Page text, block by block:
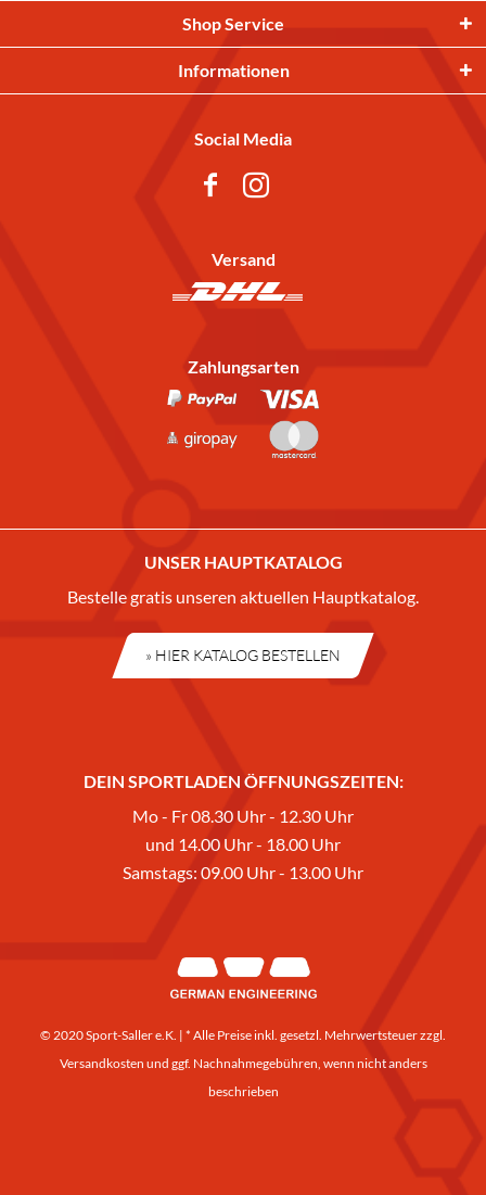
Shop Service
Informationen
Social Media
Versand
Zahlungsarten
UNSER HAUPTKATALOG
Bestelle gratis unseren aktuellen Hauptkatalog.
» HIER KATALOG BESTELLEN
DEIN SPORTLADEN ÖFFNUNGSZEITEN:
Mo - Fr 08.30 Uhr - 12.30 Uhr
und 14.00 Uhr - 18.00 Uhr
Samstags: 09.00 Uhr - 13.00 Uhr
© 2020 Sport-Saller e.K. | * Alle Preise inkl. gesetzl. Mehrwertsteuer zzgl.
Versandkosten und ggf. Nachnahmegebühren, wenn nicht anders
beschrieben